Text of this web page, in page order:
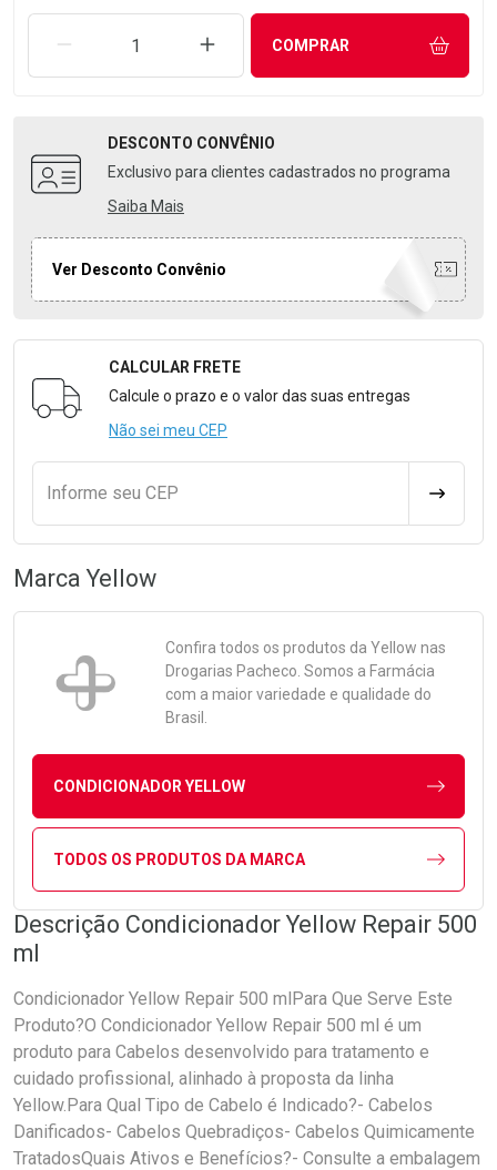
REMOVER UMA UNIDADEAUMENTAR UMA UNIDADE
COMPRAR
DESCONTO CONVÊNIO
Exclusivo para clientes cadastrados no programa
Saiba Mais
Ver Desconto Convênio
Formulário para Calcular o Frete
CALCULAR FRETE
Calcule o prazo e o valor das suas entregas
Não sei meu CEP
Informe seu CEP
Marca Yellow
Confira todos os produtos da Yellow nas
Drogarias Pacheco. Somos a Farmácia
com a maior variedade e qualidade do
Brasil.
CONDICIONADOR YELLOW
TODOS OS PRODUTOS DA MARCA
Descrição Condicionador Yellow Repair 500
ml
Condicionador Yellow Repair 500 mlPara Que Serve Este
Produto?O Condicionador Yellow Repair 500 ml é um
produto para Cabelos desenvolvido para tratamento e
cuidado profissional, alinhado à proposta da linha
Yellow.Para Qual Tipo de Cabelo é Indicado?- Cabelos
Danificados- Cabelos Quebradiços- Cabelos Quimicamente
TratadosQuais Ativos e Benefícios?- Consulte a embalagem